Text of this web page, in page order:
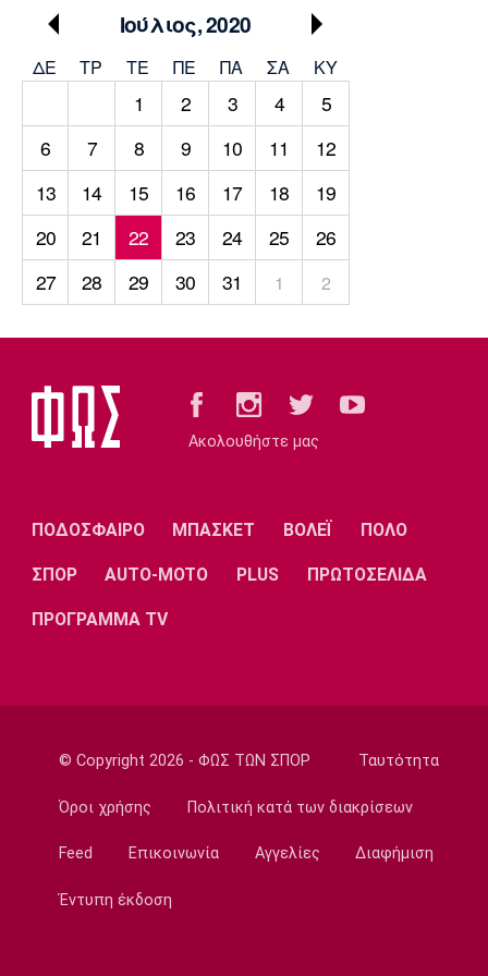
Media
Παρασκήνιο
Μπαρτσελόνα
Ρεάλ
Μαδρίτης
Ατλέτικο
Μαδρίτης
Γιουνάιτεντ
Ίντερ
Μπορούσια
Ντόρτμουντ
Παρί Σεν
Ζερμέν
Μαρσέιγ
Ιούλιος, 2020
ΔΕ ΤΡ TΕ ΠΕ ΠΑ ΣΑ ΚΥ
1 2 3 4
5
6
7 8 9 10 11
12
13
14 15 16 17 18
19
20
21 22 23 24 25
26
27
28 29 30 31 1 2
Ακολουθήστε μας
ΠΟΔΟΣΦΑΙΡΟ ΜΠΑΣΚΕΤ ΒΟΛΕΪ ΠΟΛΟ
ΣΠΟΡ AUTO-MOTO PLUS ΠΡΩΤΟΣΕΛΙΔΑ
ΠΡΟΓΡΑΜΜΑ TV
© Copyright 2026 - ΦΩΣ ΤΩΝ ΣΠΟΡ Ταυτότητα
Όροι χρήσης Πολιτική κατά των διακρίσεων
Feed Επικοινωνία Αγγελίες Διαφήμιση
Έντυπη έκδοση